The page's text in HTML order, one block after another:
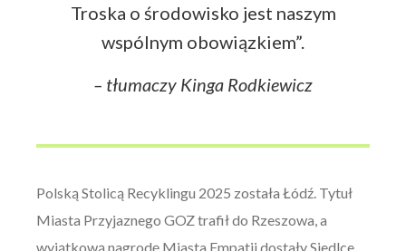
Troska o środowisko jest naszym
wspólnym obowiązkiem”.
– tłumaczy Kinga Rodkiewicz
Polską Stolicą Recyklingu 2025 została Łódź. Tytuł
Miasta Przyjaznego GOZ trafił do Rzeszowa, a
wyjątkową nagrodę Miasta Empatii dostały Siedlce